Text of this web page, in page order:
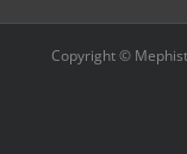
Copyright ©